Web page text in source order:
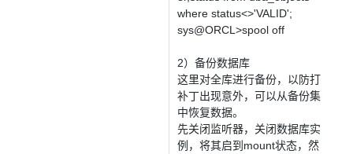
where status<>'VALID';
sys@ORCL>spool off
2）备份数据库
这里对全库进行备份，以防打
补丁出现意外，可以从备份集
中恢复数据。
先关闭监听器，关闭数据库实
例，将其启到mount状态，然